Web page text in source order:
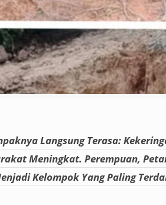
Langsung Terasa:
Meningkat. Perempuan,
Kelompok Yang Paling